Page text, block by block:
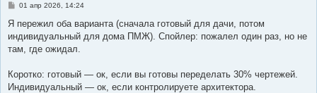
С
о
щ
е
е
01 апр 2026, 14:24
Я пережил оба варианта (сначала готовый для дачи, потом
индивидуальный для дома ПМЖ). Спойлер: пожалел один раз, но не
там, где ожидал.
Коротко: готовый — ок, если вы готовы переделать 30% чертежей.
Индивидуальный — ок, если контролируете архитектора.